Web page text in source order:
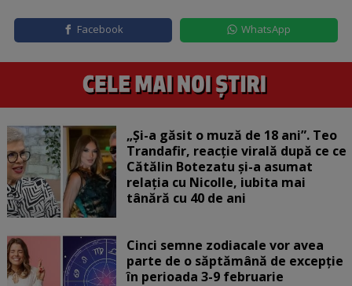
Facebook WhatsApp
„Și-a găsit o muză de 18 ani”. Teo
Trandafir, reacție virală după ce ce
Cătălin Botezatu și-a asumat
relația cu Nicolle, iubita mai
tânără cu 40 de ani
Cinci semne zodiacale vor avea
parte de o săptămână de excepție
în perioada 3-9 februarie